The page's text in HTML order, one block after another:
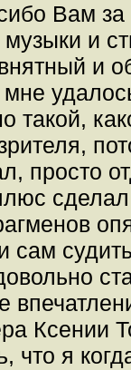
Вам
и
и
мне
такой,
просто
сам
Ксении
что я